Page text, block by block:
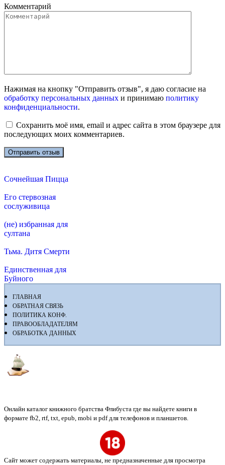
Комментарий
Нажимая на кнопку "Отправить отзыв", я даю согласие на
обработку персональных данных и принимаю политику
конфиденциальности.
Сохранить моё имя, email и адрес сайта в этом браузере для
последующих моих комментариев.
Сочнейшая Пицца
Его стервозная
сослуживица
(не) избранная для
султана
Тьма. Дитя Смерти
Единственная для
Буйного
ГЛАВНАЯ
ОБРАТНАЯ СВЯЗЬ
ПОЛИТИКА КОНФ.
ПРАВООБЛАДАТЕЛЯМ
ОБРАБОТКА ДАННЫХ
Онлайн каталог книжного братства Флибуста где вы найдете книги в
формате fb2, rtf, txt, epub, mobi и pdf для телефонов и планшетов.
Сайт может содержать материалы, не предназначенные для просмотра